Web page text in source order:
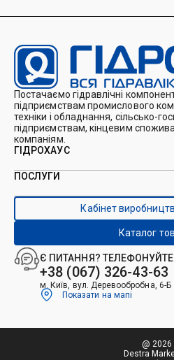
Постачаємо гідравлічні
підприємствам промислового
техніки і обладнання, сільсько-
підприємствам, кінцевим
компаніям.
Є ПИТАННЯ?
+38 (067) 326-43-63
м. Київ, вул. Деревообробна, 6-Б
Показати на мапі
ГІДРОХАУС
Про нас
Каталоги
Контакти
ПОСЛУГИ
Виробництво ущільнень
Виробництво гідроциліндрів
Ремонт гідроциліндрів
Ремонт і виготовлення РВТ
Ремонт техніки
Гідрофікація авто
Кабінет
Каталог
@ 2026
Destra